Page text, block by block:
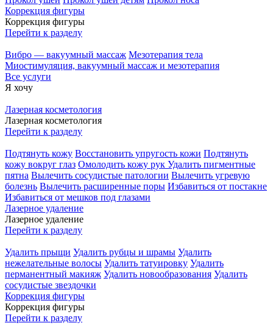
Коррекция фигуры
Коррекция фигуры
Перейти к разделу
Вибро — вакуумный массаж Мезотерапия тела
Миостимуляция, вакуумный массаж и мезотерапия
Все услуги
Я хочу
Лазерная косметология
Лазерная косметология
Перейти к разделу
Подтянуть кожу Восстановить упругость кожи Подтянуть
кожу вокруг глаз Омолодить кожу рук Удалить пигментные
пятна Вылечить сосудистые патологии Вылечить угревую
болезнь Вылечить расширенные поры Избавиться от постакне
Избавиться от мешков под глазами
Лазерное удаление
Лазерное удаление
Перейти к разделу
Удалить прыщи Удалить рубцы и шрамы Удалить
нежелательные волосы Удалить татуировку Удалить
перманентный макияж Удалить новообразования Удалить
сосудистые звездочки
Коррекция фигуры
Коррекция фигуры
Перейти к разделу